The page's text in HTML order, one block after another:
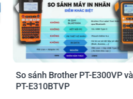
So sánh Brother PT-E300VP và
PT-E310BTVP